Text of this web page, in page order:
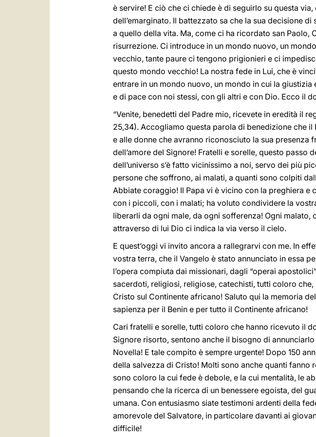
è servire! E ciò che ci chiede è di seguirlo su questa
dell’emarginato. Il battezzato sa che la sua decisione
a quello della vita. Ma, come ci ha ricordato san Paolo,
risurrezione. Ci introduce in un mondo nuovo, un
vecchio, tante paure ci tengono prigionieri e ci
questo mondo vecchio! La nostra fede in Lui, che è
entrare in un mondo nuovo, un mondo in cui la
e di pace con noi stessi, con gli altri e con Dio. Ecco il
“Venite, benedetti del Padre mio, ricevete in eredità il
25,34). Accogliamo questa parola di benedizione che
e alle donne che avranno riconosciuto la sua
dell’amore del Signore! Fratelli e sorelle, questo passo
dell’universo s’è fatto vicinissimo a noi, servo dei più
persone che soffrono, ai malati, a quanti sono colpiti
Abbiate coraggio! Il Papa vi è vicino con la preghiera
con i piccoli, con i malati; ha voluto condividere la
liberarli da ogni male, da ogni sofferenza! Ogni
attraverso di lui Dio ci indica la via verso il cielo.
E quest’oggi vi invito ancora a rallegrarvi con me. In
vostra terra, che il Vangelo è stato annunciato in essa
l’opera compiuta dai missionari, dagli “operai
sacerdoti, religiosi, religiose, catechisti, tutti coloro
Cristo sul Continente africano! Saluto qui la memoria
sapienza per il Benin e per tutto il Continente africano!
Cari fratelli e sorelle, tutti coloro che hanno ricevuto il
Signore risorto, sentono anche il bisogno di
Novella! E tale compito è sempre urgente! Dopo 150
della salvezza di Cristo! Molti sono anche quanti
sono coloro la cui fede è debole, e la cui mentalità, le
pensando che la ricerca di un benessere egoista, del
umana. Con entusiasmo siate testimoni ardenti della
amorevole del Salvatore, in particolare davanti ai
difficile!